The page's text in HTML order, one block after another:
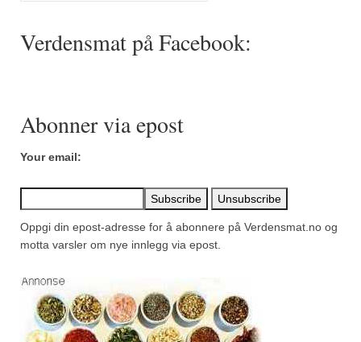
Mirepoix
Paprikapulver, pikant
Piment d’Espelette
Purreløk (tørket)
Rosépepper
Salvie
Verdensmat på Facebook:
Abonner via epost
Your email:
Oppgi din epost-adresse for å abonnere på Verdensmat.no og
motta varsler om nye innlegg via epost.